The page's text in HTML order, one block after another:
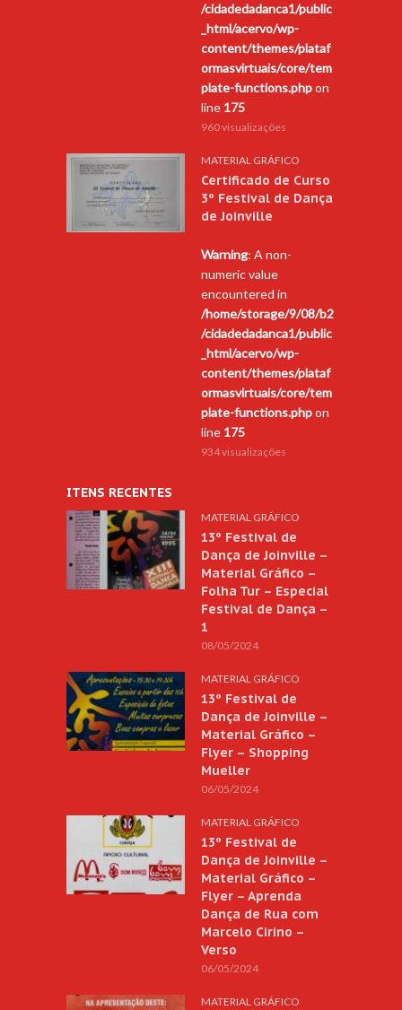
/cidadedadanca1/public
_html/acervo/wp-
content/themes/plataf
ormasvirtuais/core/tem
plate-functions.phpon
line 175
960 visualizações
MATERIAL GRÁFICO
Certificado de Curso
3º Festival de Dança
de Joinville
Warning: A non-
numeric value
encountered in
/home/storage/9/08/b2
/cidadedadanca1/public
_html/acervo/wp-
content/themes/plataf
ormasvirtuais/core/tem
plate-functions.phpon
line 175
934 visualizações
ITENS RECENTES
MATERIAL GRÁFICO
13º Festival de
Dança de Joinville –
Material Gráfico –
Folha Tur – Especial
Festival de Dança –
1
08/05/2024
MATERIAL GRÁFICO
13º Festival de
Dança de Joinville –
Material Gráfico –
Flyer – Shopping
Mueller
06/05/2024
MATERIAL GRÁFICO
13º Festival de
Dança de Joinville –
Material Gráfico –
Flyer – Aprenda
Dança de Rua com
Marcelo Cirino –
Verso
06/05/2024
MATERIAL GRÁFICO